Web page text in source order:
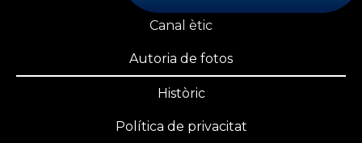
Canal ètic
Autoria de fotos
Històric
Política de privacitat